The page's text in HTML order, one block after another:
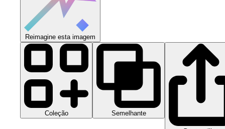
Reimagine esta imagem
Coleção Semelhante